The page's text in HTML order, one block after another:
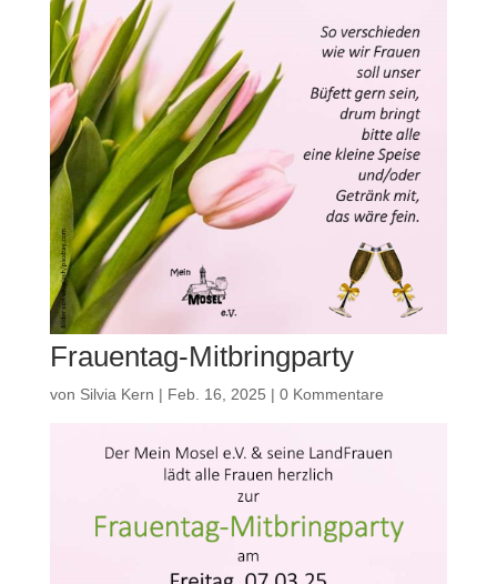
Frauentag-Mitbringparty
von Silvia Kern | Feb. 16, 2025 | 0 Kommentare